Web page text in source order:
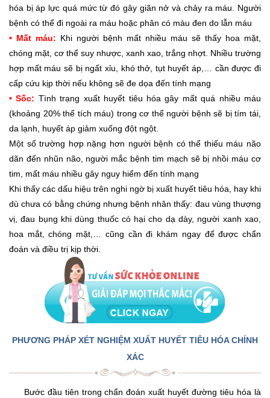
hóa bị áp lực quá mức từ đó gây giãn nở và chảy ra máu. Người
bệnh có thể đi ngoài ra máu hoặc phân có màu đen do lẫn máu
• Mất máu: Khi người bệnh mất nhiều máu sẽ thấy hoa mặt,
chóng mặt, cơ thể suy nhược, xanh xao, trắng nhợt. Nhiều trường
hợp mất máu sẽ bị ngất xỉu, khó thở, tụt huyết áp,… cần được đi
cấp cứu kịp thời nếu không sẽ đe dọa đến tính mạng
• Sốc: Tình trạng xuất huyết tiêu hóa gây mất quá nhiều máu
(khoảng 20% thể tích máu) trong cơ thể người bệnh sẽ bị tím tái,
da lạnh, huyết áp giảm xuống đột ngột.
Một số trường hợp nặng hơn người bệnh có thể thiếu máu não
dãn đến nhũn não, người mắc bệnh tim mạch sẽ bị nhồi máu cơ
tim, mất máu nhiều gây nguy hiểm đến tính mạng
Khi thấy các dấu hiệu trên nghi ngờ bị xuất huyết tiêu hóa, hay khi
dù chưa có bằng chứng nhưng bệnh nhân thấy: đau vùng thượng
vị, đau bụng khi dùng thuốc có hại cho dạ dày, người xanh xao,
hoa mắt, chóng mặt,… cũng cần đi khám ngay để được chẩn
đoán và điều trị kịp thời.
PHƯƠNG PHÁP XÉT NGHIỆM XUẤT HUYẾT TIÊU HÓA CHÍNH
XÁC
Bước đầu tiên trong chẩn đoán xuất huyết đường tiêu hóa là